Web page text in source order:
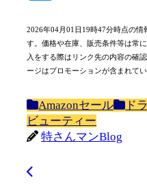
2026年04月01日19時47分時点の情
す。価格や在庫、販売条件等は常
入をする際はリンク先の内容の確
ージはプロモーションが含まれてい
Amazonセール
ド
ビューティー
特さんマンBlog